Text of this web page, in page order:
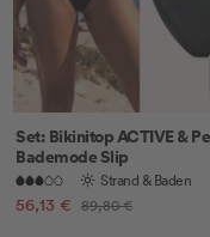
Set: Bikinitop ACTIVE &
Bademode Slip
Strand & Baden
Angebotspreis
56,13 € Regulärer
89,80 €